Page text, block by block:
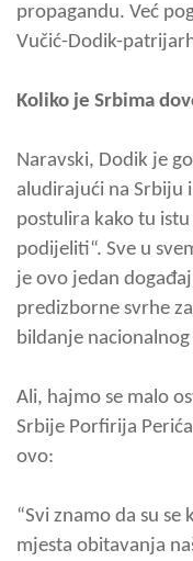
propagandu. Već
Vučić-Dodik-
Koliko je Srbima
Naravski, Dodik je
aludirajući na Srbiju
postulira kako tu istu
podijeliti“. Sve u
je ovo jedan
predizborne svrhe
bildanje
Ali, hajmo se malo
Srbije Porfirija
ovo:
“Svi znamo da su
mjesta obitavanja